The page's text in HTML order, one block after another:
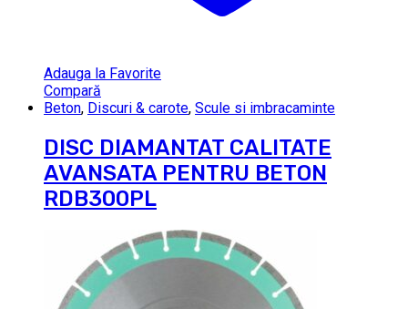
Adauga la Favorite
Compară
Beton, Discuri & carote, Scule si imbracaminte
DISC DIAMANTAT CALITATE
AVANSATA PENTRU BETON
RDB300PL